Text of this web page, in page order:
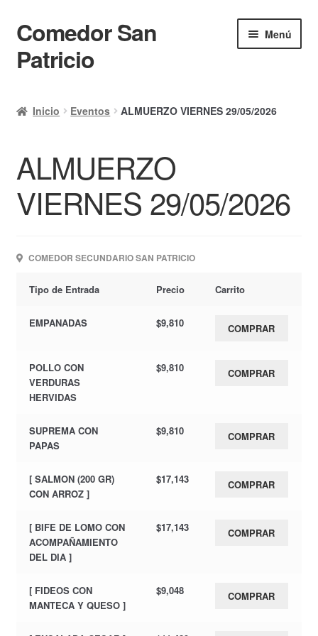
Ir
a
la
Ir
al
contenido
Comedor San
Patricio
Menú
Calendario
Mi cuenta
Ayuda Rapida
Finalizar compra
Inicio Eventos ALMUERZO VIERNES 29/05/2026
ALMUERZO
VIERNES 29/05/2026
COMEDOR SECUNDARIO SAN PATRICIO
Tipo de Entrada Precio Carrito
EMPANADAS $9,810 COMPRAR
POLLO CON
VERDURAS
HERVIDAS
$9,810 COMPRAR
SUPREMA CON
PAPAS
$9,810 COMPRAR
[ SALMON (200 GR)
CON ARROZ ]
$17,143 COMPRAR
[ BIFE DE LOMO CON
ACOMPAÑAMIENTO
DEL DIA ]
$17,143 COMPRAR
[ FIDEOS CON
MANTECA Y QUESO ]
$9,048 COMPRAR